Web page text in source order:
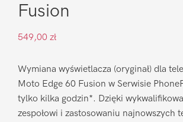
Fusion
549,00 zł
Wymiana wyświetlacza (oryginał) dla
Moto Edge 60 Fusion w Serwisie
tylko kilka godzin*. Dzięki
zespołowi i zastosowaniu najnowszych